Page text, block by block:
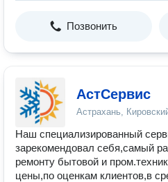
Позвонить
АстСервис
Астрахань,
Наш специализированный
зарекомендовал себя,самый
ремонту бытовой и
цены,по оценкам клиентов,в